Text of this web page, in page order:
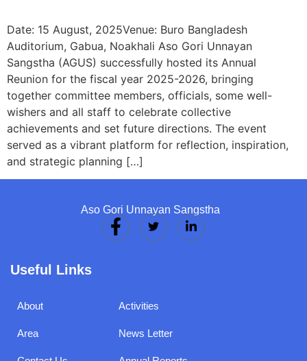
Date: 15 August, 2025Venue: Buro Bangladesh
Auditorium, Gabua, Noakhali Aso Gori Unnayan
Sangstha (AGUS) successfully hosted its Annual
Reunion for the fiscal year 2025-2026, bringing
together committee members, officials, some well-
wishers and all staff to celebrate collective
achievements and set future directions. The event
served as a vibrant platform for reflection, inspiration,
and strategic planning […]
Aso Gori Unnayan Sangstha
Useful Links
About
Area
Activities
News Letter